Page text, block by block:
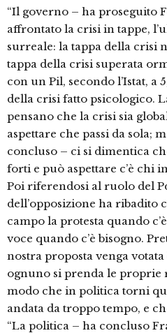
“Il governo – ha proseguito
affrontato la crisi in tappe,
surreale: la tappa della crisi
tappa della crisi superata
con un Pil, secondo l’Istat, a
della crisi fatto psicologico.
pensano che la crisi sia
aspettare che passi da sola;
concluso – ci si dimentica
forti e può aspettare c’è chi
Poi riferendosi al ruolo del
dell’opposizione ha ribadito
campo la protesta quando
voce quando c’è bisogno.
nostra proposta venga
ognuno si prenda le proprie
modo che in politica torni
andata da troppo tempo, e
“La politica – ha concluso